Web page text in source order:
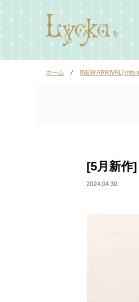
ホーム ⁄ [NEW ARRIVAL]
[5月新作
2024.04.30